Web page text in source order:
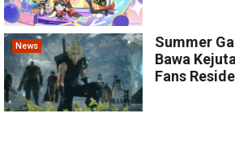
News
Summer
Bawa
Fans